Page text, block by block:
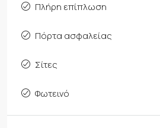
Πλήρη επίπλωση
Πόρτα ασφαλείας
Σίτες
Φωτεινό